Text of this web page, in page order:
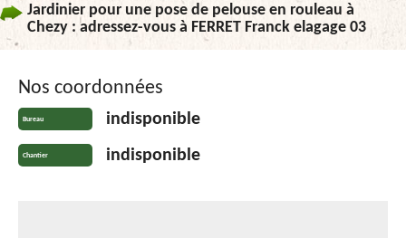
Jardinier pour une pose de pelouse en rouleau à
Chezy : adressez-vous à FERRET Franck elagage 03
Nos coordonnées
Bureau indisponible
Chantier indisponible